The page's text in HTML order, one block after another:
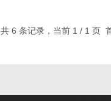
共 6 条记录，当前 1 / 1 页